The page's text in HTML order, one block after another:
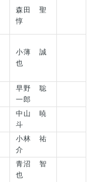
森田 聖
惇
小薄 誠
也
早野 聡
一郎
中山 暁
斗
小林 祐
介
青沼 智
也